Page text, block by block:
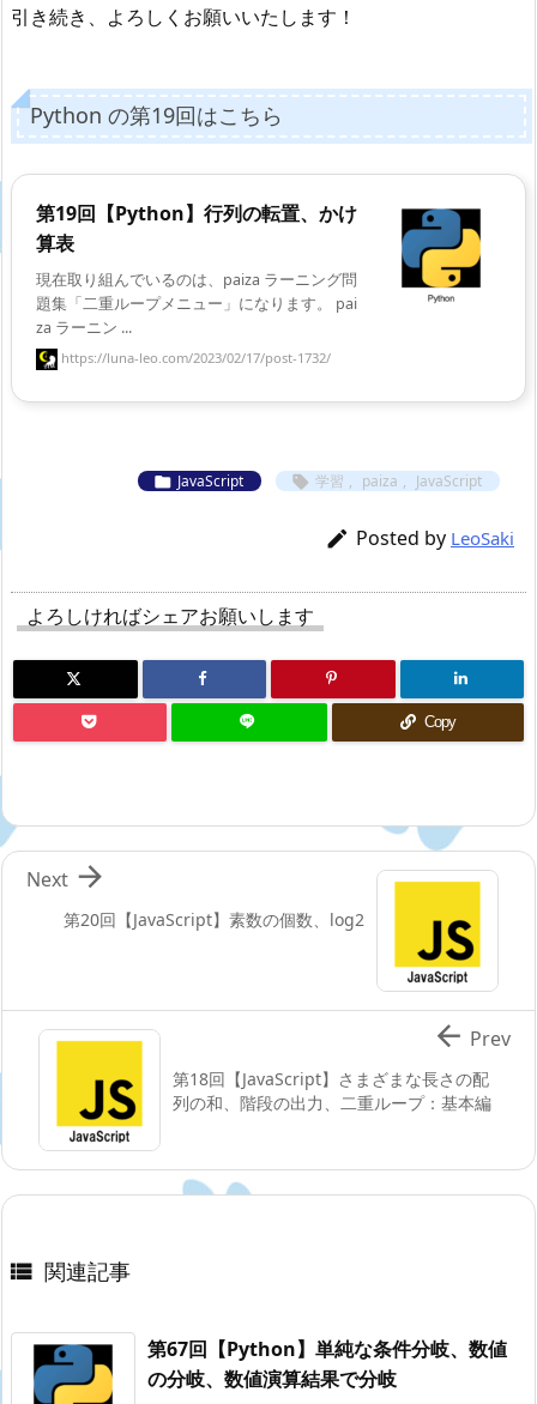
引き続き、よろしくお願いいたします！
Python の第19回はこちら
第19回【Python】行列の転置、かけ
算表
現在取り組んでいるのは、paiza ラーニング問
題集「二重ループメニュー」になります。 pai
za ラーニン ...
https://luna-leo.com/2023/02/17/post-1732/
 JavaScript  学習 , paiza , JavaScript
 Posted by LeoSaki
よろしければシェアお願いします
Copy
第20回【JavaScript】素数の個数、log2

Next
第18回【JavaScript】さまざまな長さの配
列の和、階段の出力、二重ループ：基本編
 Prev
 関連記事
第67回【Python】単純な条件分岐、数値
の分岐、数値演算結果で分岐